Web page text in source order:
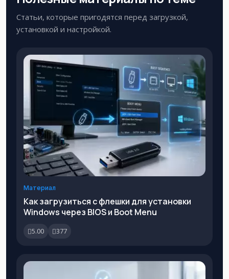
Статьи, которые пригодятся перед загрузкой,
установкой и настройкой.
Материал
Как загрузиться с флешки для установки
Windows через BIOS и Boot Menu
5.00 377